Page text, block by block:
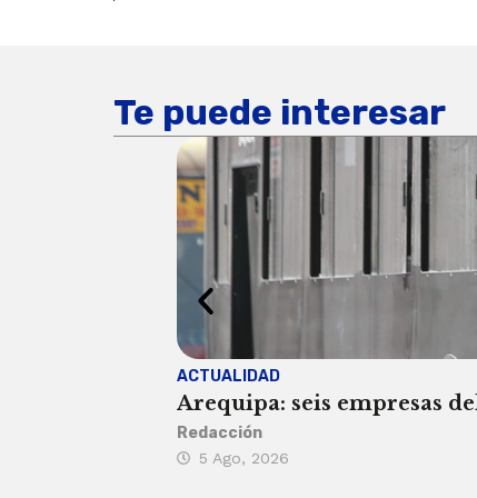
Te puede interesar
ACTUALIDAD
Arequipa: seis empresas
Redacción
5 Ago, 2026